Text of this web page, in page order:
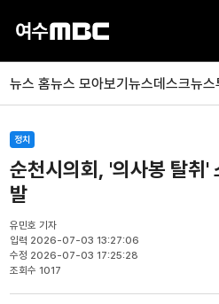
뉴스 홈뉴스 모아보기뉴스데스크뉴스
정치
순천시의회, '의사봉 탈취'
발
유민호 기자
입력 2026-07-03 13:27:06
수정 2026-07-03 17:25:28
조회수 1017